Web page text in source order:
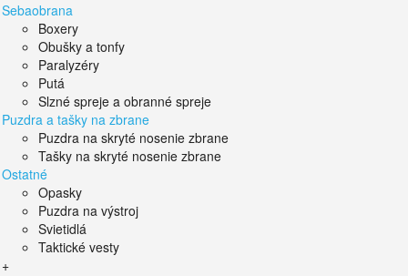
Sebaobrana
Boxery
Obušky a tonfy
Paralyzéry
Putá
Slzné spreje a obranné spreje
Puzdra a tašky na zbrane
Puzdra na skryté nosenie zbrane
Tašky na skryté nosenie zbrane
Ostatné
Opasky
Puzdra na výstroj
Svietidlá
Taktické vesty
+